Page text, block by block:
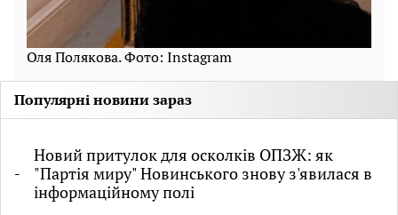
Оля Полякова. Фото: Instagram
Популярні новини зараз
Новий притулок для осколків ОПЗЖ: як
"Партія миру" Новинського знову з'явилася в
інформаційному полі